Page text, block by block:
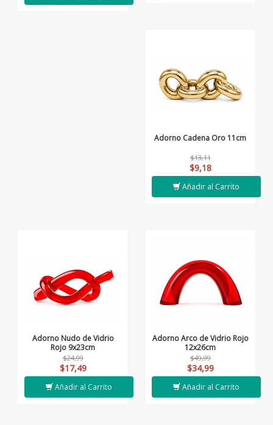
Adorno Cadena Oro 11cm
$13,11
$9,18
Añadir al Carrito
Adorno Nudo de Vidrio
Rojo 9x23cm
$24,99
$17,49
Añadir al Carrito
Adorno Arco de Vidrio Rojo
12x26cm
$49,99
$34,99
Añadir al Carrito